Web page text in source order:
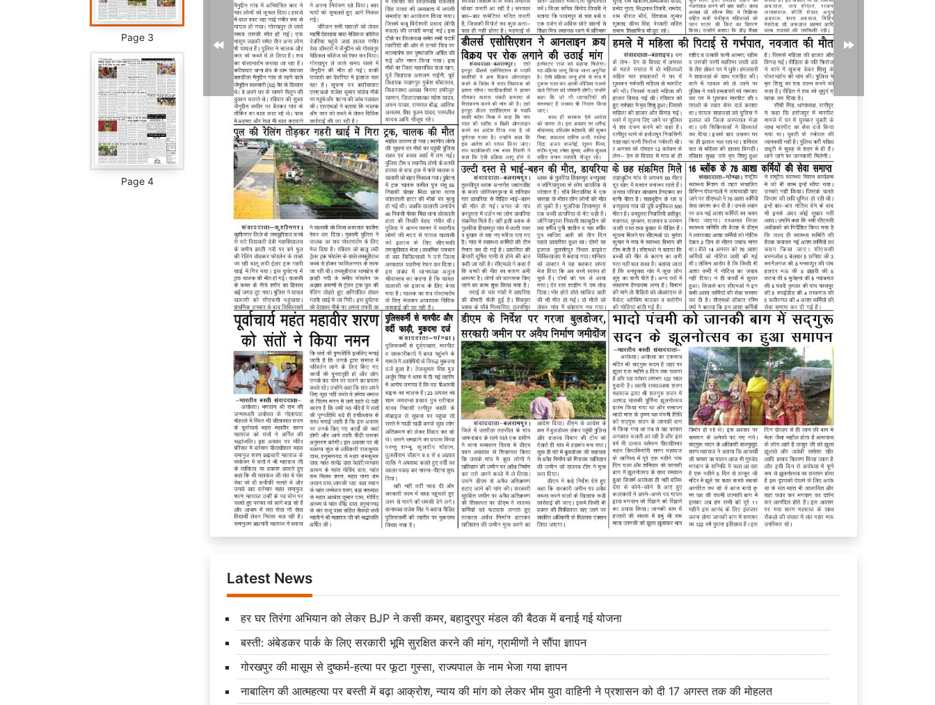
Page 3
Page 4
Latest News
हर घर तिरंगा अभियान को लेकर BJP ने कसी कमर, बहादुरपुर मंडल की बैठक में बनाई गई योजना
बस्ती: अंबेडकर पार्क के लिए सरकारी भूमि सुरक्षित करने की मांग, ग्रामीणों ने सौंपा ज्ञापन
गोरखपुर की मासूम से दुष्कर्म-हत्या पर फूटा गुस्सा, राज्यपाल के नाम भेजा गया ज्ञापन
नाबालिग की आत्महत्या पर बस्ती में बढ़ा आक्रोश, न्याय की मांग को लेकर भीम युवा वाहिनी ने प्रशासन को दी 17 अगस्त तक की मोहलत